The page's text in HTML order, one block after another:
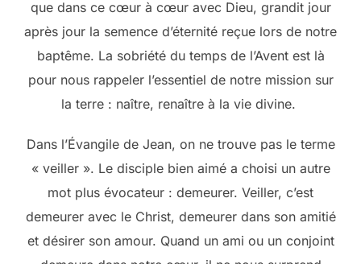
que dans ce cœur à cœur avec Dieu, grandit jour
après jour la semence d’éternité reçue lors de notre
baptême. La sobriété du temps de l’Avent est là
pour nous rappeler l’essentiel de notre mission sur
la terre : naître, renaître à la vie divine.
Dans l’Évangile de Jean, on ne trouve pas le terme
« veiller ». Le disciple bien aimé a choisi un autre
mot plus évocateur : demeurer. Veiller, c’est
demeurer avec le Christ, demeurer dans son amitié
et désirer son amour. Quand un ami ou un conjoint